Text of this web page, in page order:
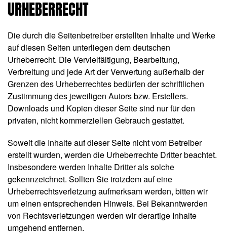
URHEBERRECHT
Die durch die Seitenbetreiber erstellten Inhalte und Werke
auf diesen Seiten unterliegen dem deutschen
Urheberrecht. Die Vervielfältigung, Bearbeitung,
Verbreitung und jede Art der Verwertung außerhalb der
Grenzen des Urheberrechtes bedürfen der schriftlichen
Zustimmung des jeweiligen Autors bzw. Erstellers.
Downloads und Kopien dieser Seite sind nur für den
privaten, nicht kommerziellen Gebrauch gestattet.
Soweit die Inhalte auf dieser Seite nicht vom Betreiber
erstellt wurden, werden die Urheberrechte Dritter beachtet.
Insbesondere werden Inhalte Dritter als solche
gekennzeichnet. Sollten Sie trotzdem auf eine
Urheberrechtsverletzung aufmerksam werden, bitten wir
um einen entsprechenden Hinweis. Bei Bekanntwerden
von Rechtsverletzungen werden wir derartige Inhalte
umgehend entfernen.